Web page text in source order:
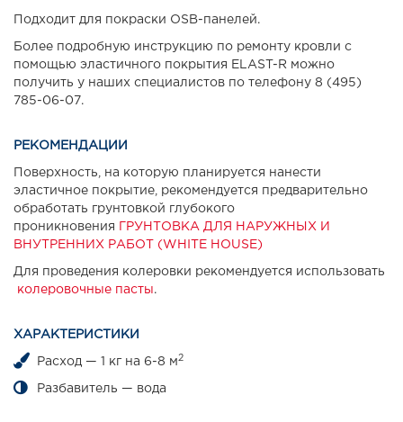
Подходит для покраски OSB-панелей.
Более подробную инструкцию по ремонту кровли с
помощью эластичного покрытия ELAST-R можно
получить у наших специалистов по телефону 8 (495)
785-06-07.
РЕКОМЕНДАЦИИ
Поверхность, на которую планируется нанести
эластичное покрытие, рекомендуется предварительно
обработать грунтовкой глубокого
проникновения
ГРУНТОВКА ДЛЯ НАРУЖНЫХ И
ВНУТРЕННИХ РАБОТ (WHITE HOUSE)
Для проведения колеровки рекомендуется использовать
колеровочные пасты .
ХАРАКТЕРИСТИКИ
Расход — 1 кг на 6-8 м 2
Разбавитель — вода